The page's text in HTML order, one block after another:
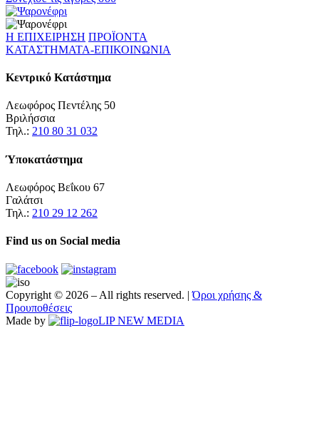
Η ΕΠΙΧΕΙΡΗΣΗ ΠΡΟΪΟΝΤΑ
ΚΑΤΑΣΤΗΜΑΤΑ-ΕΠΙΚΟΙΝΩΝΙΑ
Κεντρικό Κατάστημα
Λεωφόρος Πεντέλης 50
Βριλήσσια
Τηλ.: 210 80 31 032
Ύποκατάστημα
Λεωφόρος Βεΐκου 67
Γαλάτσι
Τηλ.: 210 29 12 262
Find us on Social media
Copyright © 2026 – All rights reserved. |Όροι χρήσης &
Προυποθέσεις
Made by
LIP NEW MEDIA